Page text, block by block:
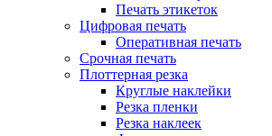
Печать этикеток
Цифровая печать
Оперативная печать
Срочная печать
Плоттерная резка
Круглые наклейки
Резка пленки
Резка наклеек